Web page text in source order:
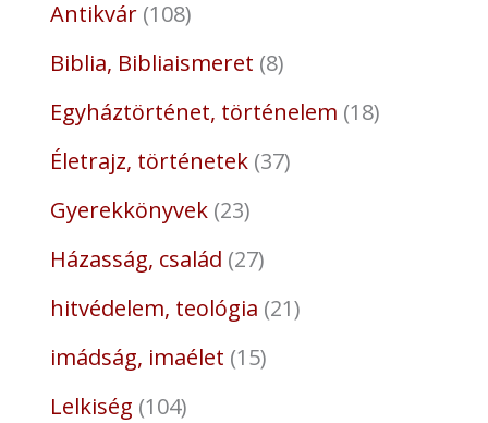
Antikvár 108
Biblia, Bibliaismeret 8
Egyháztörténet, történelem 18
Életrajz, történetek 37
Gyerekkönyvek 23
Házasság, család 27
hitvédelem, teológia 21
imádság, imaélet 15
Lelkiség 104